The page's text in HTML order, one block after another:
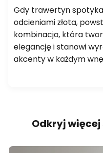
Gdy trawertyn
odcieniami złota,
kombinacja, która
elegancję i stanowi
akcenty w każdym
Odkryj